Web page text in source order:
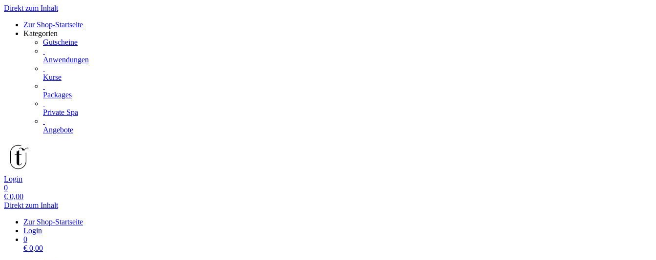
Direkt zum Inhalt
Zur Shop-Startseite
Kategorien
Gutscheine
Anwendungen
Kurse
Packages
Private Spa
Angebote
Login
0
€ 0,00
Direkt zum Inhalt
Zur Shop-Startseite
Login
0
€ 0,00